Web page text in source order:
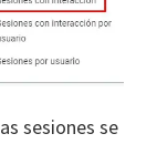
sesiones se